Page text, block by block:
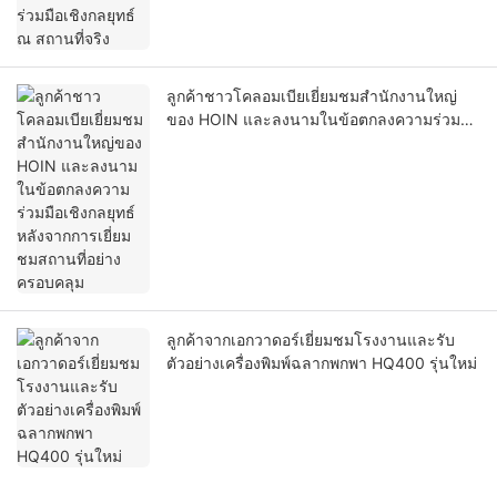
ลูกค้าชาวโคลอมเบียเยี่ยมชมสำนักงานใหญ่
ของ HOIN และลงนามในข้อตกลงความร่วมมือ
ลูกค้าจากเอกวาดอร์เยี่ยมชมโรงงานและรับ
ตัวอย่างเครื่องพิมพ์ฉลากพกพา HQ400 รุ่นใหม่